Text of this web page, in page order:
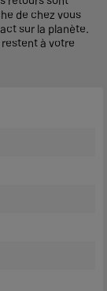
de chez vous
sur la planète.
à votre